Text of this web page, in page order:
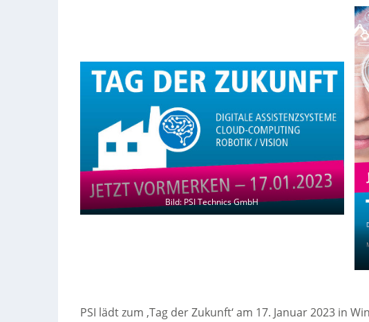
Bild: PSI Technics GmbH
PSI lädt zum ‚Tag der Zukunft‘ am 17. Januar 2023 in